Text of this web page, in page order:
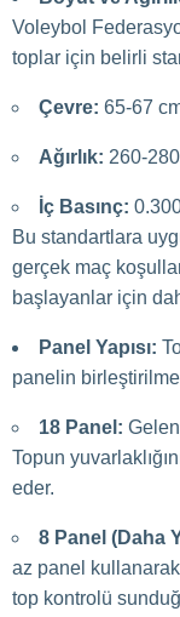
Voleybol
toplar için belirli
Çevre: 65-67
Ağırlık: 260-
İç Basınç:
Bu standartlara
gerçek maç
başlayanlar için
Panel Yapısı:
panelin
18 Panel:
Topun
eder.
8 Panel (Daha
az panel
top kontrolü